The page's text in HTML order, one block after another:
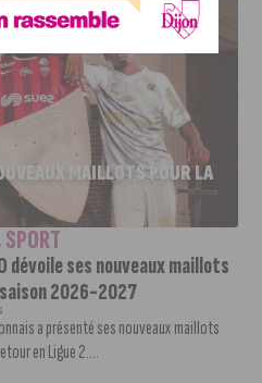
MAILLOTS POUR LA
SPORT
dévoile ses nouveaux maillots
2026-2027
a présenté ses nouveaux maillots
en Ligue 2....